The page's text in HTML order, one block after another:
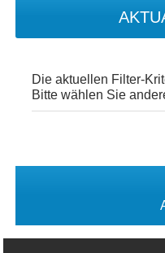
Die aktuellen Filter-
Bitte wählen Sie